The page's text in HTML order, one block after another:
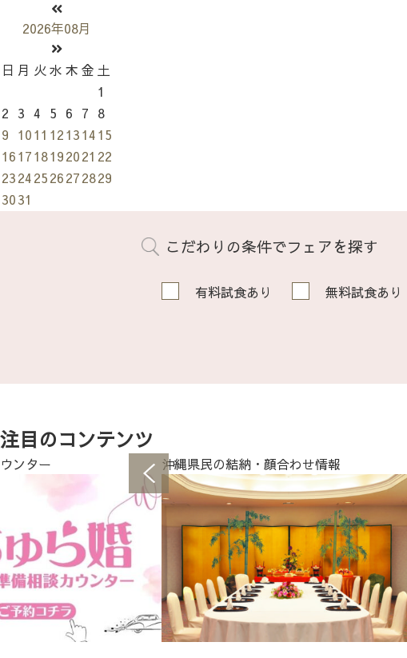
2026年08月
日 月 火 水 木 金 土
1
2 3 4 5 6 7 8
9 1011 12131415
161718192021 22
23242526272829
3031
こだわりの条件でフェアを探す
有料試食あり 無料試食あり
注目のコンテンツ
ンター 沖縄県民の結納・顔合わせ情報